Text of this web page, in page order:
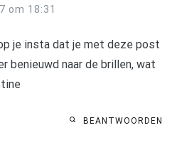
om 18:31
je insta dat je met deze post
benieuwd naar de brillen, wat
BEANTWOORDEN